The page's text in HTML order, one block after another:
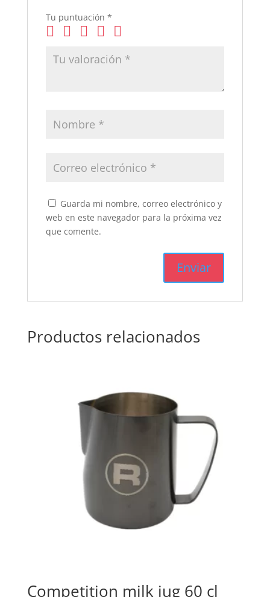
Tu puntuación *
Guarda mi nombre, correo electrónico y
web en este navegador para la próxima vez
que comente.
Productos relacionados
Competition milk jug 60 cl